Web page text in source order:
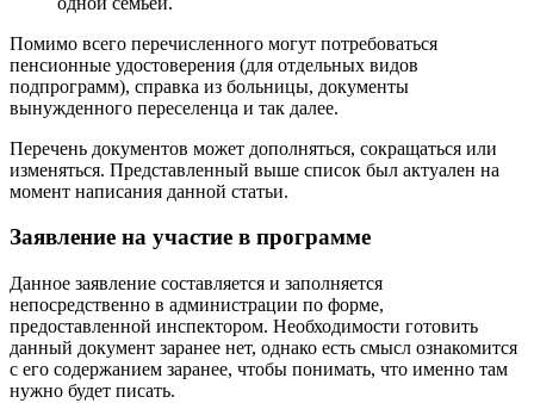
Помимо всего перечисленного могут потребоваться
пенсионные удостоверения (для отдельных видов
подпрограмм), справка из больницы, документы
вынужденного переселенца и так далее.
Перечень документов может дополняться, сокращаться или
изменяться. Представленный выше список был актуален на
момент написания данной статьи.
Заявление на участие в программе
Данное заявление составляется и заполняется
непосредственно в администрации по форме,
предоставленной инспектором. Необходимости готовить
данный документ заранее нет, однако есть смысл ознакомится
с его содержанием заранее, чтобы понимать, что именно там
нужно будет писать.